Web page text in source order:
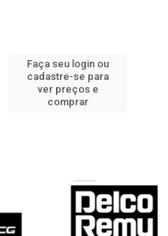
Faça seu login ou
cadastre-se para
ver preços e
comprar